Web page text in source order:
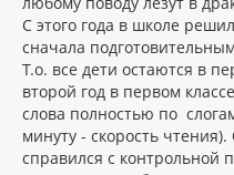
С этого года в школе
сначала
Т.о. все дети остаются в
второй год в первом
слова полностью по
минуту - скорость
справился с контрольной